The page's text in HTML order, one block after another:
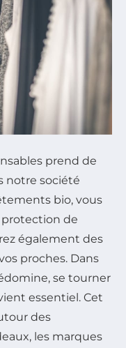
prend de
notre société
bio, vous
de
également des
proches. Dans
se tourner
essentiel. Cet
des
les marques